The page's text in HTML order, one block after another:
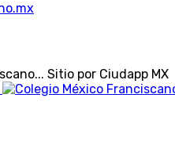
Sitio por Ciudapp MX